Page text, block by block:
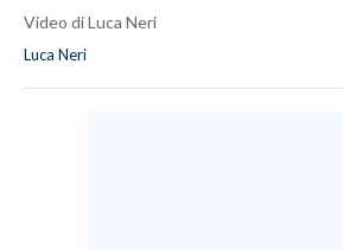
Video di Luca Neri
Luca Neri